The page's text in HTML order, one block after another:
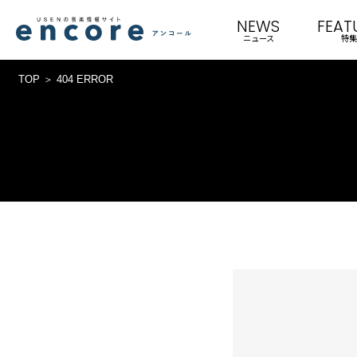
NEWS
ニュース 特集
TOP 404 ERROR